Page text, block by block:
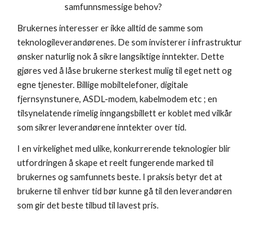
samfunnsmessige behov?
Brukernes interesser er ikke alltid de samme som
teknologileverandørenes. De som invisterer i infrastruktur
ønsker naturlig nok å sikre langsiktige inntekter. Dette
gjøres ved å låse brukerne sterkest mulig til eget nett og
egne tjenester. Billige mobiltelefoner, digitale
fjernsynstunere, ASDL-modem, kabelmodem etc ; en
tilsynelatende rimelig inngangsbillett er koblet med vilkår
som sikrer leverandørene inntekter over tid.
I en virkelighet med ulike, konkurrerende teknologier blir
utfordringen å skape et reelt fungerende marked til
brukernes og samfunnets beste. I praksis betyr det at
brukerne til enhver tid bør kunne gå til den leverandøren
som gir det beste tilbud til lavest pris.